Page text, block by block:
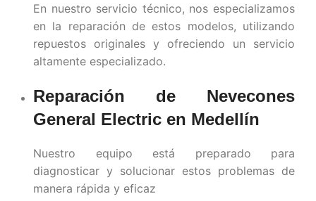
En nuestro servicio técnico, nos especializamos
en la reparación de estos modelos, utilizando
repuestos originales y ofreciendo un servicio
altamente especializado.
Reparación de Nevecones
General Electric en Medellín
Nuestro equipo está preparado para
diagnosticar y solucionar estos problemas de
manera rápida y eficaz